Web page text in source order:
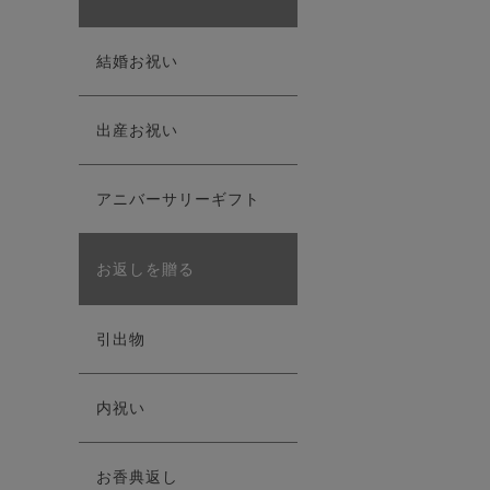
結婚お祝い
出産お祝い
アニバーサリーギフト
お返しを贈る
引出物
内祝い
お香典返し